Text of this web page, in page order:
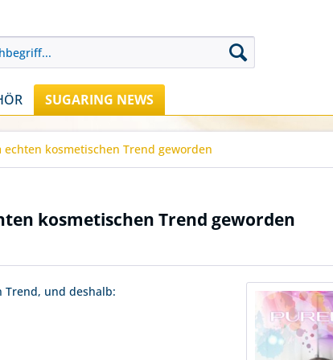
SUGARING NEWS
kosmetischen Trend geworden
kosmetischen Trend geworden
Trend, und deshalb: